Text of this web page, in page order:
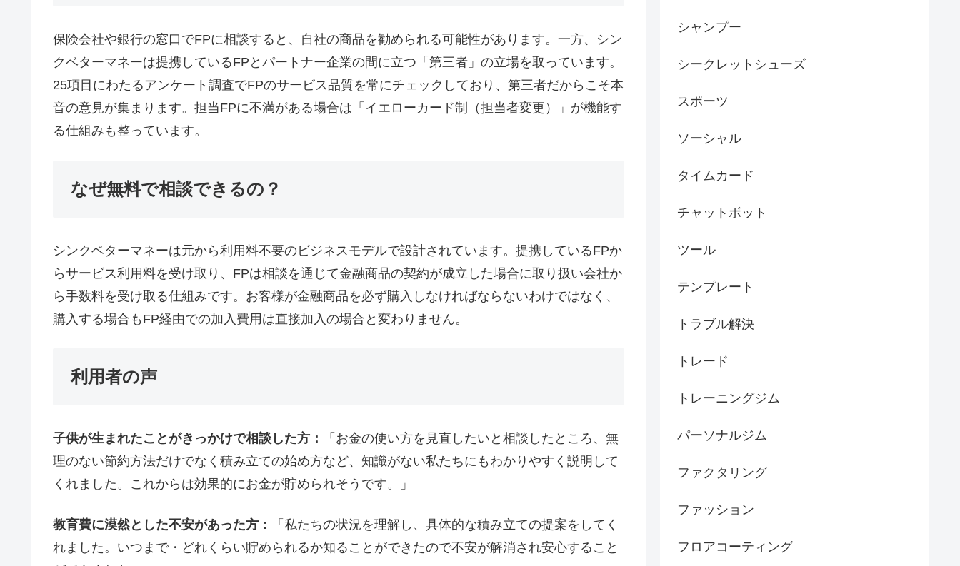
保険会社や銀行の窓口でFPに相談すると、自社の商品を勧められる可能性があります。一方、シン
クベターマネーは提携しているFPとパートナー企業の間に立つ「第三者」の立場を取っています。
25項目にわたるアンケート調査でFPのサービス品質を常にチェックしており、第三者だからこそ本
音の意見が集まります。担当FPに不満がある場合は「イエローカード制（担当者変更）」が機能す
る仕組みも整っています。
なぜ無料で相談できるの？
シンクベターマネーは元から利用料不要のビジネスモデルで設計されています。提携しているFPか
らサービス利用料を受け取り、FPは相談を通じて金融商品の契約が成立した場合に取り扱い会社か
ら手数料を受け取る仕組みです。お客様が金融商品を必ず購入しなければならないわけではなく、
購入する場合もFP経由での加入費用は直接加入の場合と変わりません。
利用者の声
子供が生まれたことがきっかけで相談した方：
「お金の使い方を見直したいと相談したところ、無
理のない節約方法だけでなく積み立ての始め方など、知識がない私たちにもわかりやすく説明して
くれました。これからは効果的にお金が貯められそうです。」
教育費に漠然とした不安があった方：
「私たちの状況を理解し、具体的な積み立ての提案をしてく
れました。いつまで・どれくらい貯められるか知ることができたので不安が解消され安心すること
シャンプー
シークレットシューズ
スポーツ
ソーシャル
タイムカード
チャットボット
ツール
テンプレート
トラブル解決
トレード
トレーニングジム
パーソナルジム
ファクタリング
ファッション
フロアコーティング